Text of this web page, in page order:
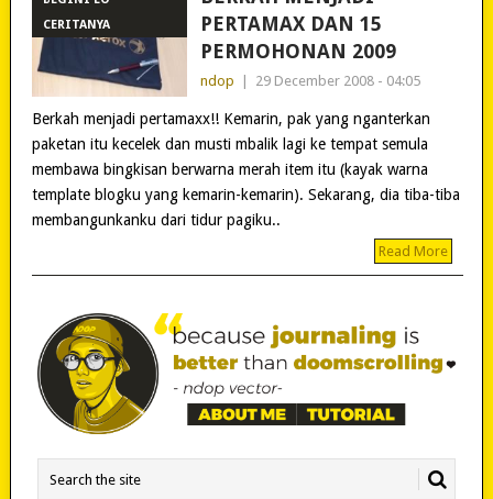
CERITANYA
PERTAMAX DAN 15
PERMOHONAN 2009
ndop 29 December 2008 - 04:05
Berkah menjadi pertamaxx!! Kemarin, pak yang nganterkan
paketan itu kecelek dan musti mbalik lagi ke tempat semula
membawa bingkisan berwarna merah item itu (kayak warna
template blogku yang kemarin-kemarin). Sekarang, dia tiba-tiba
membangunkanku dari tidur pagiku..
Read More